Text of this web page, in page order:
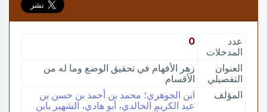
عدد
المدخلات
0
العنوان
التفصيلي
زهر الأفهام في تحقيق الوضع وما له من
الأقسام
المؤلف
ابن الجوهري؛ محمد بن أحمد بن حسن بن
عبد الكريم الخالدي، أبو هادي، الشهير بابن